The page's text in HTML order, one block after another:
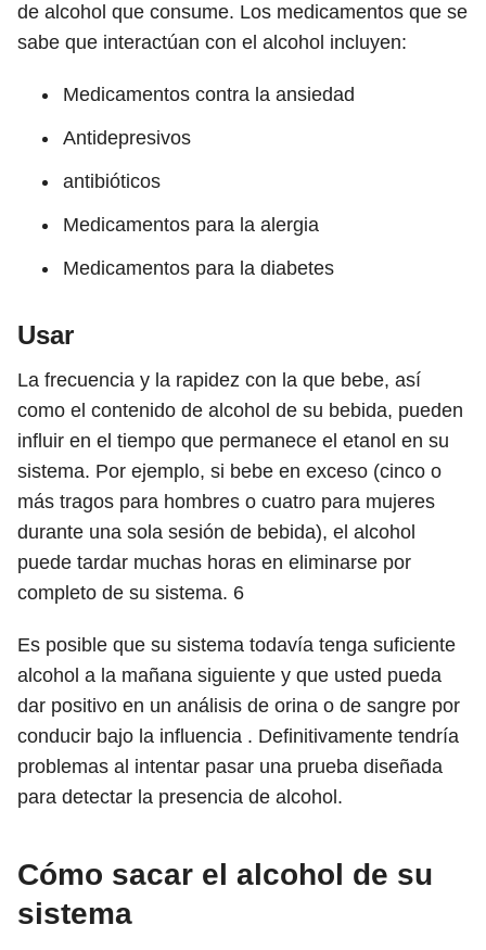
de alcohol que consume. Los medicamentos que se
sabe que interactúan con el alcohol incluyen:
Medicamentos contra la ansiedad
Antidepresivos
antibióticos
Medicamentos para la alergia
Medicamentos para la diabetes
Usar
La frecuencia y la rapidez con la que bebe, así
como el contenido de alcohol de su bebida, pueden
influir en el tiempo que permanece el etanol en su
sistema. Por ejemplo, si bebe en exceso (cinco o
más tragos para hombres o cuatro para mujeres
durante una sola sesión de bebida), el alcohol
puede tardar muchas horas en eliminarse por
completo de su sistema. 6
Es posible que su sistema todavía tenga suficiente
alcohol a la mañana siguiente y que usted pueda
dar positivo en un análisis de orina o de sangre por
conducir bajo la influencia . Definitivamente tendría
problemas al intentar pasar una prueba diseñada
para detectar la presencia de alcohol.
Cómo sacar el alcohol de su
sistema